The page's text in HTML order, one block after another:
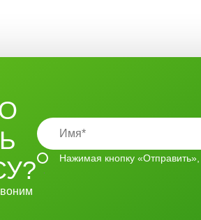
Нажимая кнопку